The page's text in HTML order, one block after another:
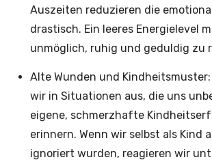
Auszeiten reduzieren die
drastisch. Ein leeres Energielevel
unmöglich, ruhig und geduldig zu
Alte Wunden und
wir in Situationen aus, die uns
eigene, schmerzhafte
erinnern. Wenn wir selbst als Kind
ignoriert wurden, reagieren wir